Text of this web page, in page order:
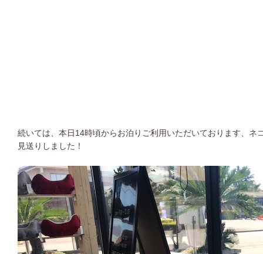
続いては、本日14時頃からお泊りご利用いただいております、ネ
見送りしました！